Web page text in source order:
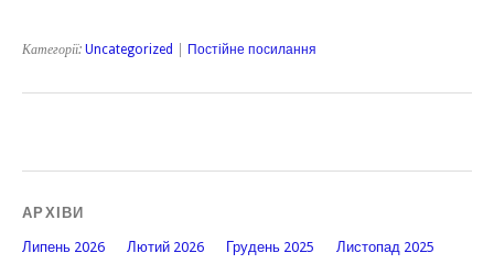
Категорії: Uncategorized Постійне посилання
АРХІВИ
Липень 2026 Лютий 2026 Грудень 2025
Листопад 2025